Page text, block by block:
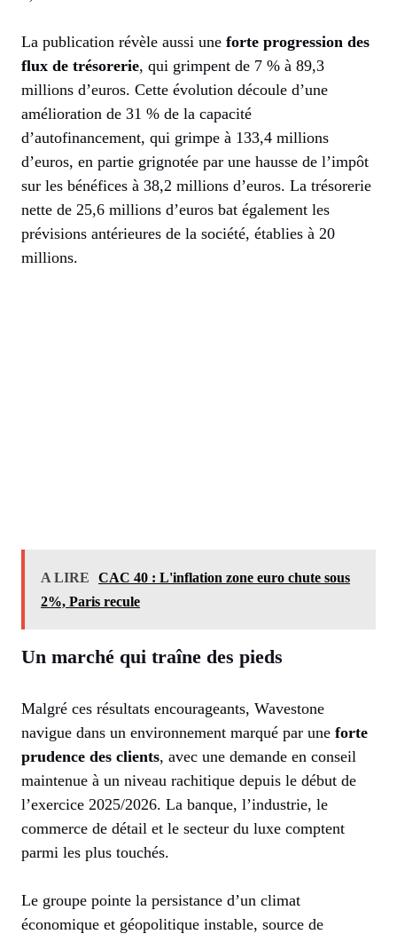
La publication révèle aussi une forte progression des
flux de trésorerie, qui grimpent de 7 % à 89,3
millions d’euros. Cette évolution découle d’une
amélioration de 31 % de la capacité
d’autofinancement, qui grimpe à 133,4 millions
d’euros, en partie grignotée par une hausse de l’impôt
sur les bénéfices à 38,2 millions d’euros. La trésorerie
nette de 25,6 millions d’euros bat également les
prévisions antérieures de la société, établies à 20
millions.
A LIRE
CAC 40 : L'inflation zone euro chute sous
2%, Paris recule
Un marché qui traîne des pieds
Malgré ces résultats encourageants, Wavestone
navigue dans un environnement marqué par une forte
prudence des clients, avec une demande en conseil
maintenue à un niveau rachitique depuis le début de
l’exercice 2025/2026. La banque, l’industrie, le
commerce de détail et le secteur du luxe comptent
parmi les plus touchés.
Le groupe pointe la persistance d’un climat
économique et géopolitique instable, source de